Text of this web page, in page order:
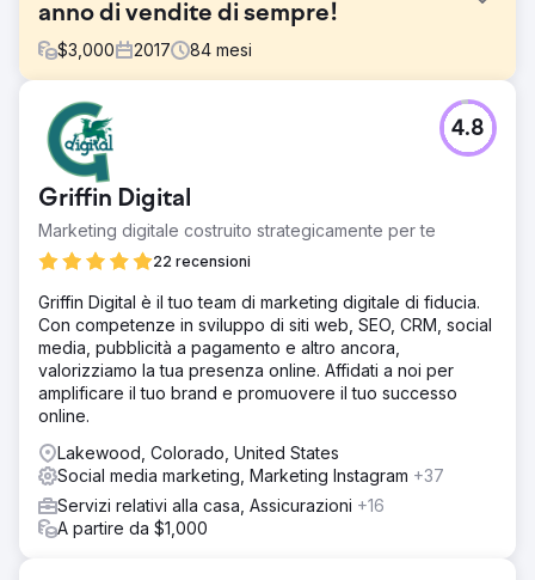
anno di vendite di sempre!
$3,000 2017 84 mesi
Sfida
Avevano bisogno di una suite completa di servizi di
marketing digitale perché avevano poca visibilità, un
budget limitato e poco traffico.
Ailie Inc. ha iniziato a gestire la ricostruzione del sito web
di Earth Road Inc. Asphalt. Dopo aver indicizzato il sito e
abbiamo fornito marketing digitale, gestione dei social
media e strategia del marchio. Abbiamo supportato
questa azienda attraverso molti cambiamenti e fasi di
crescita.
Risultato
Inc., le loro vendite e visibilità sono aumentate e il 2023 è
stato il loro anno di vendite migliori fino ad ora. Ora si
posizionano al 1°-2° posto per gli obiettivi delle parole
chiave principali su Google e lavorano con noi da oltre
Griffin Digital
Marketing digitale costruito strategicamente per te
22 recensioni
4.8
Griffin Digital è il tuo team di marketing digitale di fiducia.
Con competenze in sviluppo di siti web, SEO, CRM, social
media, pubblicità a pagamento e altro ancora,
valorizziamo la tua presenza online. Affidati a noi per
amplificare il tuo brand e promuovere il tuo successo
online.
Lakewood, Colorado, United States
Social media marketing, Marketing Instagram +37
Servizi relativi alla casa, Assicurazioni +16
A partire da $1,000